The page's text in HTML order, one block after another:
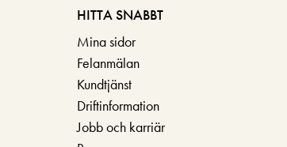
HITTA SNABBT
Mina sidor
Felanmälan
Kundtjänst
Driftinformation
Jobb och karriär